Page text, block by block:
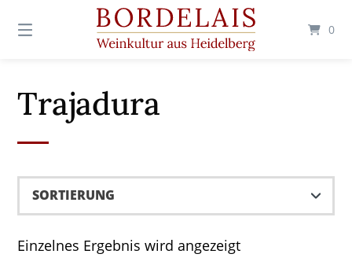
zum
0
Trajadura
Einzelnes Ergebnis wird angezeigt